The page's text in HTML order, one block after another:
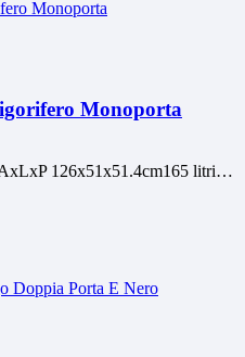
Monoporta
126x51x51.4cm165 litri…